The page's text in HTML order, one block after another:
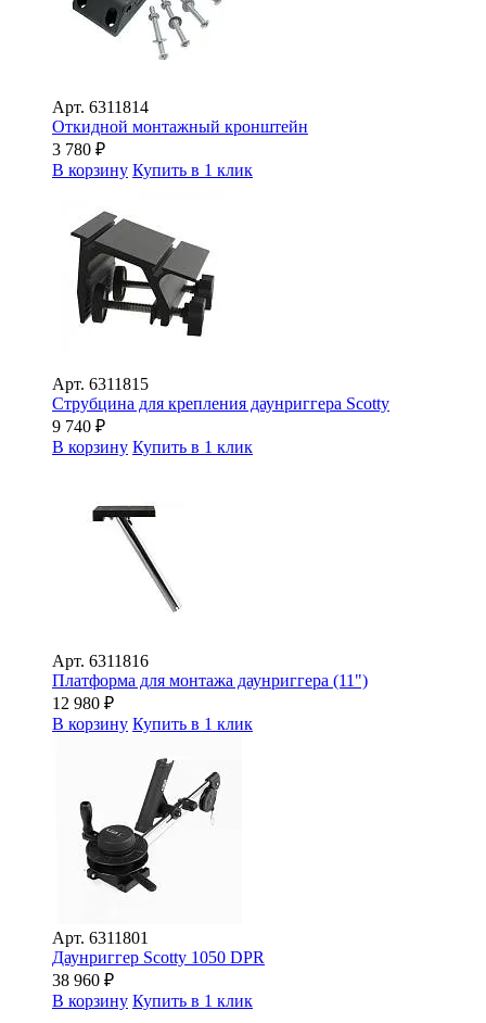
Арт. 6311814
Откидной монтажный кронштейн
3 780 ₽
В корзину Купить в 1 клик
Арт. 6311815
Струбцина для крепления даунриггера Scotty
9 740 ₽
В корзину Купить в 1 клик
Арт. 6311816
Платформа для монтажа даунриггера (11")
12 980 ₽
В корзину Купить в 1 клик
Арт. 6311801
Даунриггер Scotty 1050 DPR
38 960 ₽
В корзину Купить в 1 клик